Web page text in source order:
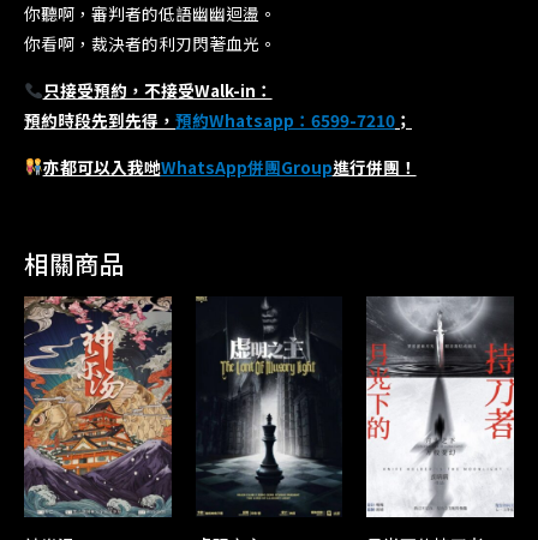
你聽啊，審判者的低語幽幽迴盪。
你看啊，裁決者的利刃閃著血光。
只接受預約，不接受Walk-in：
預約時段先到先得， 預約Whatsapp：6599-7210 ；
亦都可以入我哋WhatsApp併團Group進行併團！
相關商品